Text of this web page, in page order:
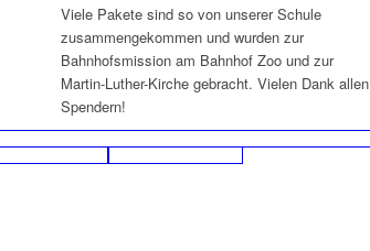
Viele Pakete sind so von unserer Schule
zusammengekommen und wurden zur
Bahnhofsmission am Bahnhof Zoo und zur
Martin-Luther-Kirche gebracht. Vielen Dank allen
Spendern!